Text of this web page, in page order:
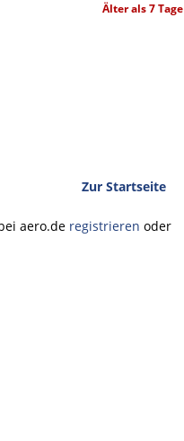
Älter als 7 Tage
Zur Startseite
aero.de registrieren oder